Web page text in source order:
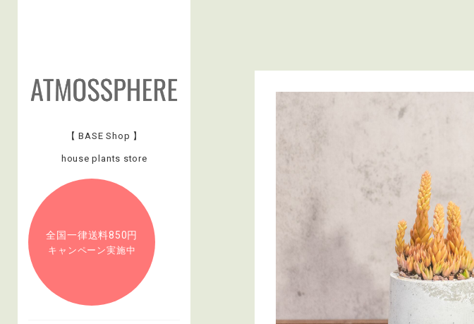
【 BASE Shop 】
house plants store
全国一律送料850円
キャンペーン実施中